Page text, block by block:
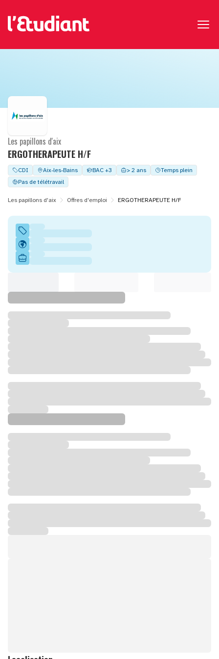
ERGOTHERAPEUTE H/F
Les papillons d'aix
CDI Aix-les-Bains BAC +3 > 2 ans
Temps plein
Pas de télétravail
Les papillons d'aix Offres d'emploi ERGOTHERAPEUTE H/F